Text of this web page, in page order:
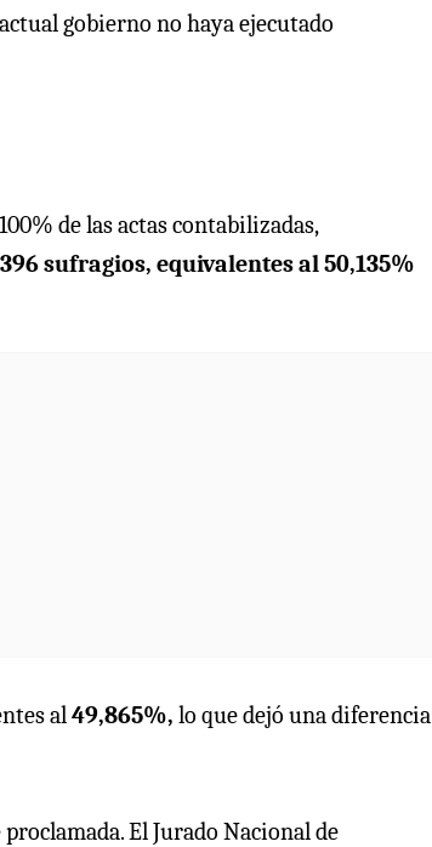
gobierno no haya ejecutado
de las actas contabilizadas,
sufragios, equivalentes al 50,135%
al49,865%, lo que dejó una diferencia
El Jurado Nacional de